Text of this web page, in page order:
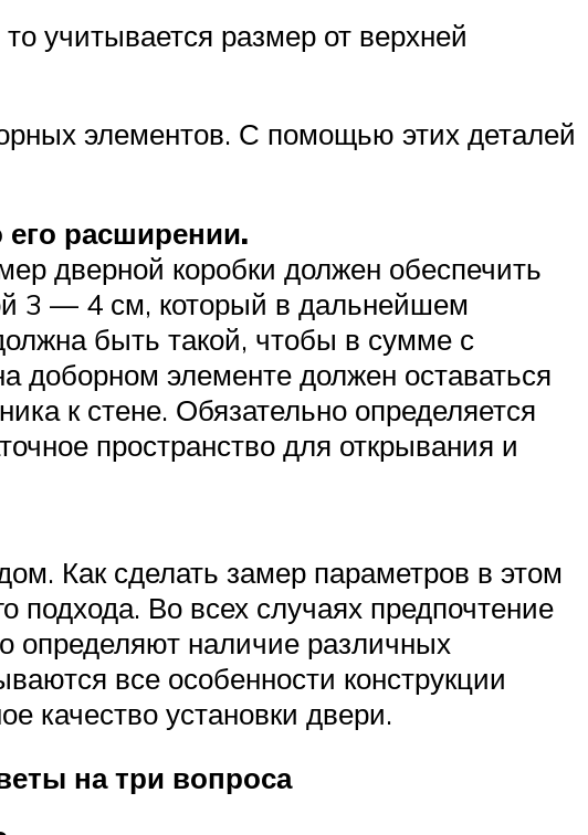
учитывается размер от верхней
элементов. С помощью этих деталей
расширении.
дверной коробки должен обеспечить
3 — 4 см, который в дальнейшем
быть такой, чтобы в сумме с
доборном элементе должен оставаться
к стене. Обязательно определяется
пространство для открывания и
Как сделать замер параметров в этом
подхода. Во всех случаях предпочтение
определяют наличие различных
все особенности конструкции
качество установки двери.
на три вопроса